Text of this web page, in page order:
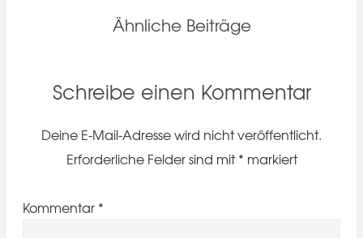
Ähnliche Beiträge
Schreibe einen Kommentar
Deine E-Mail-Adresse wird nicht veröffentlicht.
Erforderliche Felder sind mit* markiert
Kommentar *